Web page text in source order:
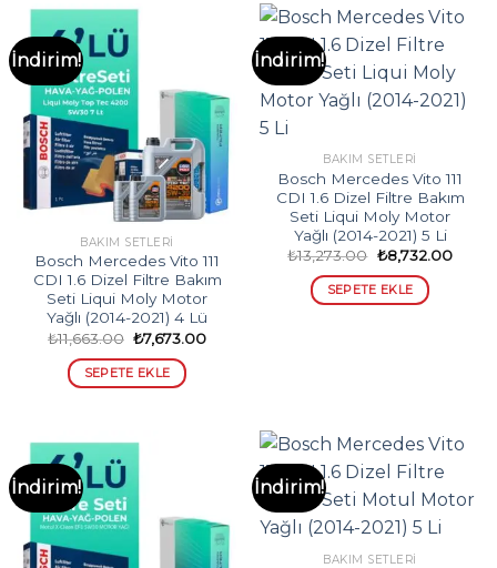
İndirim!
BAKIM SETLERI
Bosch Mercedes Vito 111
CDI 1.6 Dizel Filtre Bakım
Seti Liqui Moly Motor
Yağlı (2014-2021) 4 Lü
₺11,663.00 Orijinal
fiyat:
₺11,663.00.
₺7,673.00Şu
SEPETE EKLE
İndirim!
BAKIM SETLERI
Bosch Mercedes Vito 111
CDI 1.6 Dizel Filtre Bakım
Seti Liqui Moly Motor
Yağlı (2014-2021) 5 Li
₺13,273.00 Orijinal
fiyat:
₺13,273.00.
₺8,732.00Şu
SEPETE EKLE
İndirim! İndirim!
BAKIM SETLERI